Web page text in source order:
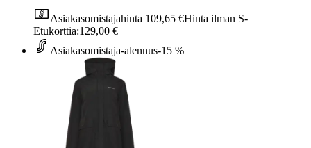
Asiakasomistajahinta 109,65 €Hinta ilman S-
Etukorttia:129,00 €
Asiakasomistaja-alennus-15 %